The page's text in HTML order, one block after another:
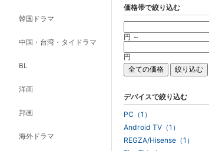
韓国ドラマ
中国・台湾・タイドラマ
BL
洋画
邦画
海外ドラマ
価格帯で絞り込む
円 ～
円
デバイスで絞り込む
PC（1）
Android TV（1）
REGZA/Hisense（1）